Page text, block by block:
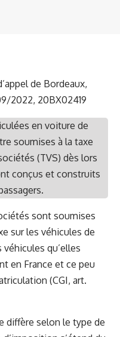
de Bordeaux,
2022, 20BX02419
en voiture de
soumises à la taxe
(TVS) dès lors
conçus et construits
sont soumises
sur les véhicules de
qu’elles
en France et ce peu
(CGI, art.
diffère selon le type de